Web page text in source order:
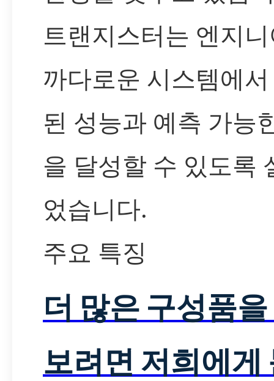
트랜지스터는 엔지
까다로운 시스템에
된 성능과 예측 가능
을 달성할 수 있도록
었습니다.
주요 특징
더 많은 구성품
보려면 저희에게